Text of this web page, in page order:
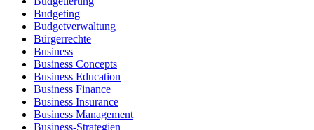
Budgeting
Budgetverwaltung
Bürgerrechte
Business
Business Concepts
Business Education
Business Finance
Business Insurance
Business Management
Business-Strategien